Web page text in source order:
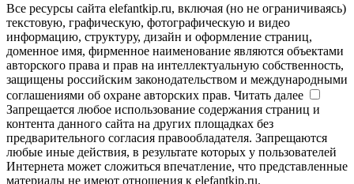
Все ресурсы сайта elefantkip.ru, включая (но не ограничиваясь)
текстовую, графическую, фотографическую и видео
информацию, структуру, дизайн и оформление страниц,
доменное имя, фирменное наименование являются объектами
авторского права и прав на интеллектуальную собственность,
защищены российским законодательством и международными
соглашениями об охране авторских прав. Читать далее
Запрещается любое использование содержания страниц и
контента данного сайта на других площадках без
предварительного согласия правообладателя. Запрещаются
любые иные действия, в результате которых у пользователей
Интернета может сложиться впечатление, что представленные
материалы не имеют отношения к elefantkip.ru.